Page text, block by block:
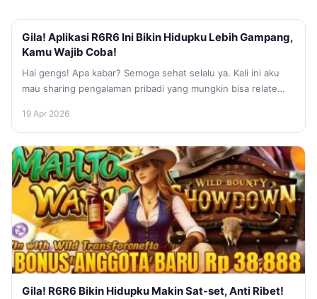
Gila! Aplikasi R6R6 Ini Bikin Hidupku Lebih Gampang,
Kamu Wajib Coba!
Hai gengs! Apa kabar? Semoga sehat selalu ya. Kali ini aku
mau sharing pengalaman pribadi yang mungkin bisa relate
19 Apr 2026
Gila! R6R6 Bikin Hidupku Makin Sat-set, Anti Ribet!